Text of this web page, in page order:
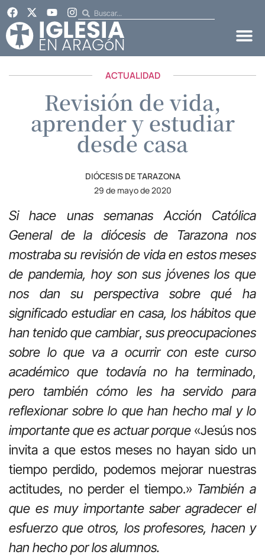
ACTUALIDAD
Revisión de vida,
aprender y estudiar
desde casa
DIÓCESIS DE TARAZONA
29 de mayo de 2020
Si hace unas semanas Acción Católica
General de la diócesis de Tarazona nos
mostraba su revisión de vida en estos meses
de pandemia, hoy son sus jóvenes los que
nos dan su perspectiva sobre qué ha
significado estudiar en casa, los hábitos que
han tenido que cambiar, sus preocupaciones
sobre lo que va a ocurrir con este curso
académico que todavía no ha terminado,
pero también cómo les ha servido para
reflexionar sobre lo que han hecho mal y lo
importante que es actuar porque «Jesús nos
invita a que estos meses no hayan sido un
tiempo perdido, podemos mejorar nuestras
actitudes, no perder el tiempo.» También a
que es muy importante saber agradecer el
esfuerzo que otros, los profesores, hacen y
han hecho por los alumnos.